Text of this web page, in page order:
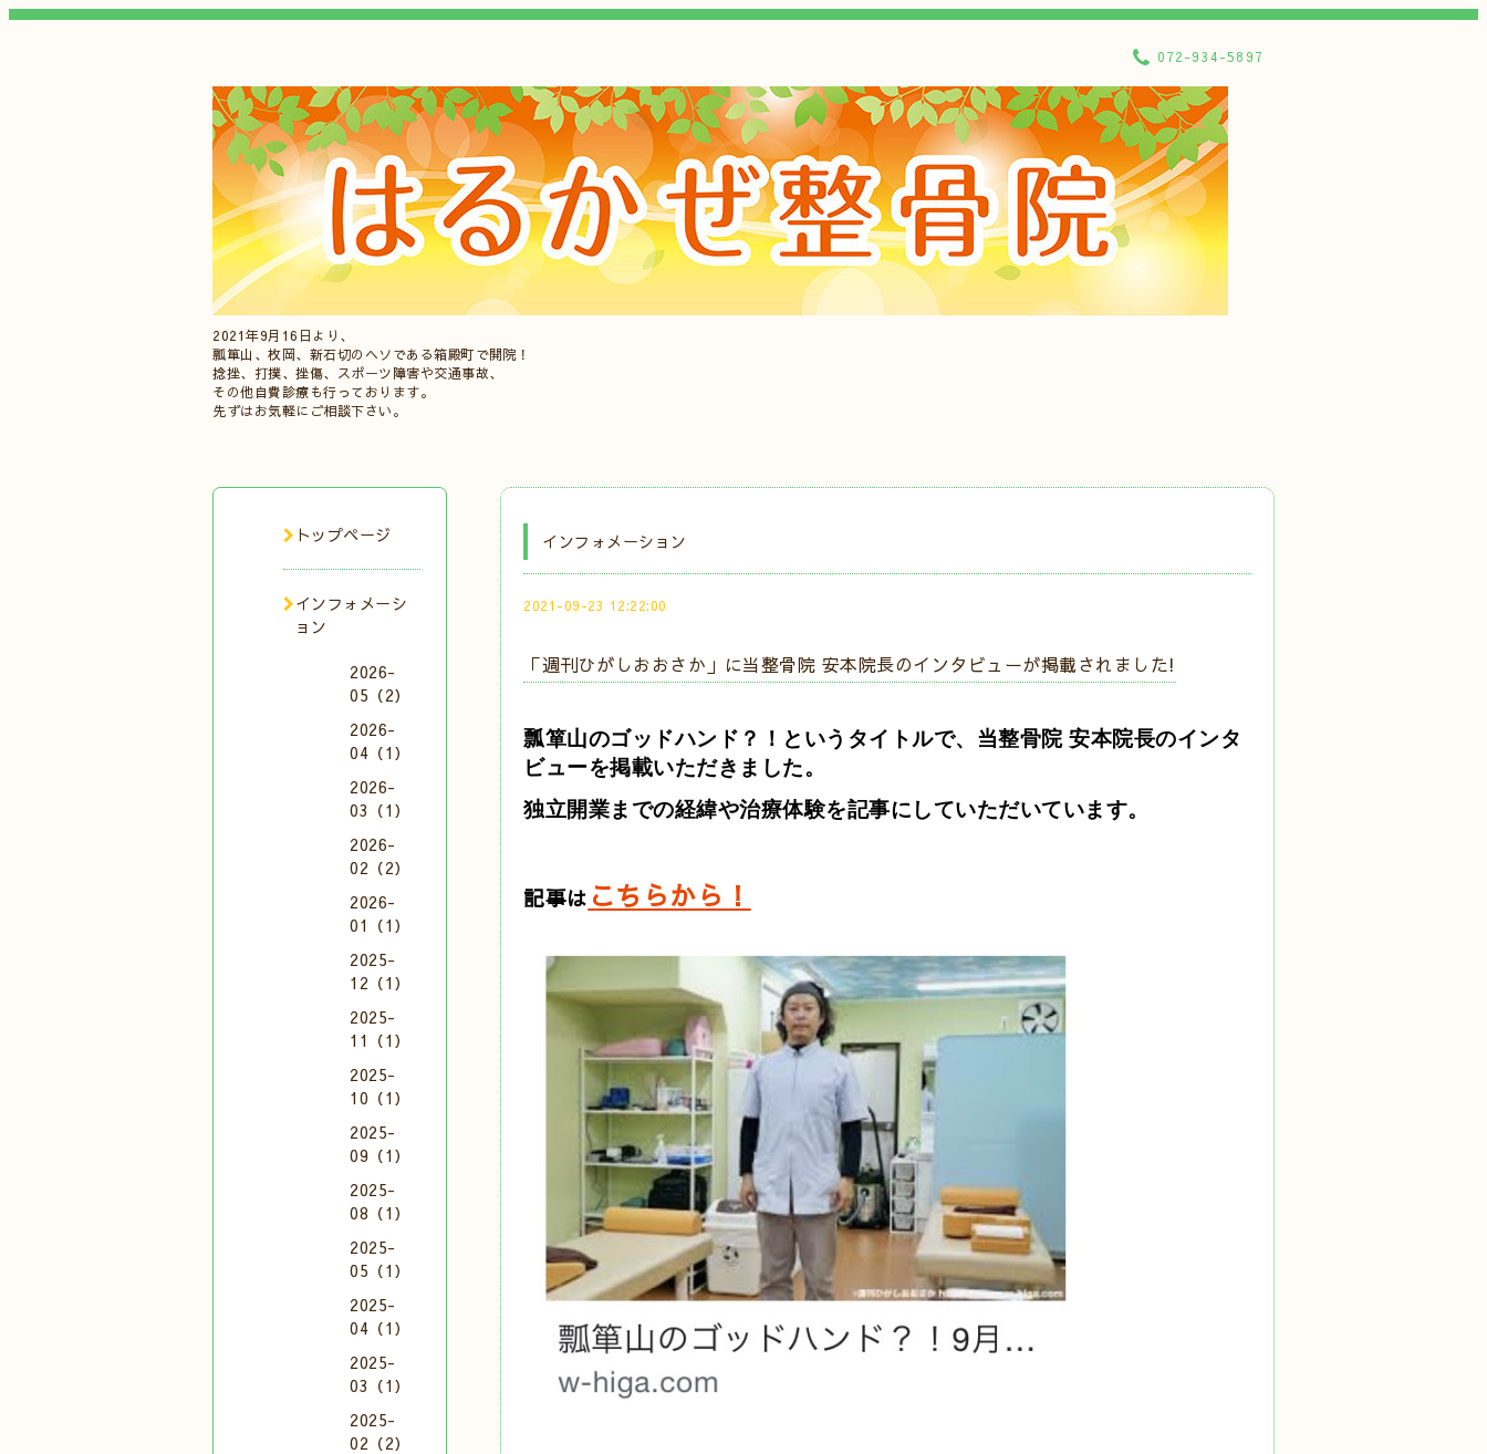
2021年9月16日より、
瓢箪山、枚岡、新石切のヘソである箱殿町で開院！
捻挫、打撲、挫傷、スポーツ障害や交通事故、
その他自費診療も行っております。
先ずはお気軽にご相談下さい。
072-934-5897
インフォメーション
2021-09-23 12:22:00
「週刊ひがしおおさか」に当整骨院 安本院長のインタビューが掲載されました!
瓢箪山のゴッドハンド？！というタイトルで、当整骨院 安本院長のインタ
ビューを掲載いただきました。
独立開業までの経緯や治療体験を記事にしていただいています。
記事は こちらから！
トップページ
インフォメーシ
ョン
2026-
05（2）
2026-
04（1）
2026-
03（1）
2026-
02（2）
2026-
01（1）
2025-
12（1）
2025-
11（1）
2025-
10（1）
2025-
09（1）
2025-
08（1）
2025-
05（1）
2025-
04（1）
2025-
03（1）
2025-
02（2）